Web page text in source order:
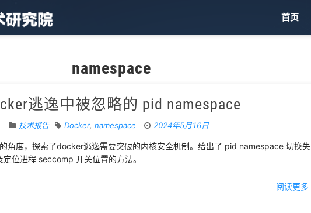
首页
namespace
逃逸中被忽略的 pid namespace
技术报告 Docker, namespace 2024年5月16日
角度，探索了docker逃逸需要突破的内核安全机制。给出了 pid namespace 切换失
位进程 seccomp 开关位置的方法。
阅读更多